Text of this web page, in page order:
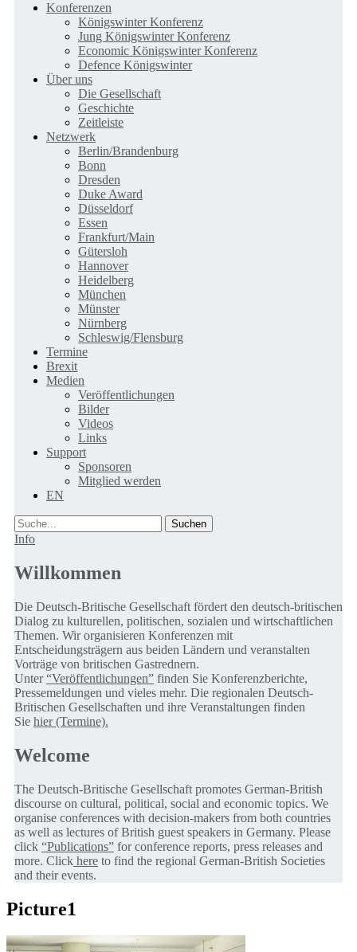
Konferenzen
Königswinter Konferenz
Jung Königswinter Konferenz
Economic Königswinter Konferenz
Defence Königswinter
Über uns
Die Gesellschaft
Geschichte
Zeitleiste
Netzwerk
Berlin/Brandenburg
Bonn
Dresden
Duke Award
Düsseldorf
Essen
Frankfurt/Main
Gütersloh
Hannover
Heidelberg
München
Münster
Nürnberg
Schleswig/Flensburg
Termine
Brexit
Medien
Veröffentlichungen
Bilder
Videos
Links
Support
Sponsoren
Mitglied werden
EN
Suche
Info
Willkommen
Die Deutsch-Britische Gesellschaft fördert den deutsch-britischen
Dialog zu kulturellen, politischen, sozialen und wirtschaftlichen
Themen. Wir organisieren Konferenzen mit
Entscheidungsträgern aus beiden Ländern und veranstalten
Vorträge von britischen Gastrednern.
Unter“Veröffentlichungen” finden Sie Konferenzberichte,
Pressemeldungen und vieles mehr. Die regionalen Deutsch-
Britischen Gesellschaften und ihre Veranstaltungen finden
Sie hier (Termine).
Welcome
The Deutsch-Britische Gesellschaft promotes German-British
discourse on cultural, political, social and economic topics. We
organise conferences with decision-makers from both countries
as well as lectures of British guest speakers in Germany. Please
click “Publications” for conference reports, press releases and
more. Click here to find the regional German-British Societies
and their events.
Picture1